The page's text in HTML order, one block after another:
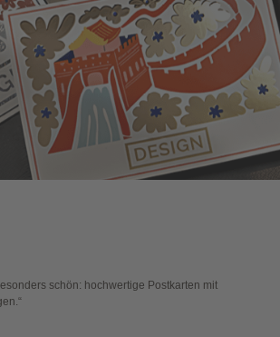
„Sichtbar und wirkungsvoll – mit plakativer